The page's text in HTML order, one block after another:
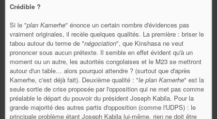
Crédible ?
Si le "plan Kamerhe" énonce un certain nombre d'évidences pas
vraiment originales, il recèle quelques qualités. La première : briser le
tabou autour du terme de "négociation", que Kinshasa ne veut
prononcer sous aucun prétexte. Il semble en effet évident qu'à un
moment ou un autre, les autorités congolaises et le M23 se mettront
autour d'un table… alors pourquoi attendre ? (surtout que d'après
Kamerhe, c'est déjà fait). Deuxième qualité : "le plan Kamerhe" est la
seule sortie de crise proposée par l'opposition qui ne met pas comme
préalable le départ du pouvoir du président Joseph Kabila. Pour la
grande majorité des autres partis d'opposition (comme l'UDPS) : le
principale problème étant Joseph Kabila lui-même, rien ne doit être